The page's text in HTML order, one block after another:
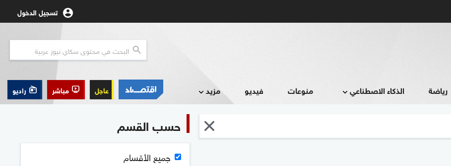
تسجيل الدخول
رياضة الذكاء الاصطناعي منوعات فيديو مزيد عاجل مباشر راديو
حسب القسم
جميع الأقسام